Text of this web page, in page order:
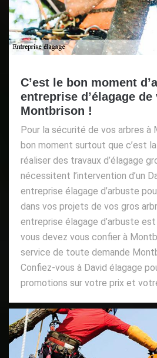
C’est le bon moment
entreprise d’élagage
Montbrison !
Pour la sécurité de vos arbres à
bon moment surtout que c’est
réaliser des travaux d’élagage
nécessitent l’intervention d’un
entreprise élagage d’arbuste
dans vos projets de vos gros
entreprise élagage d’arbuste
vous devez vous confier à
service de toute demande
Confiez-vous à David élagage
promotions sur votre prix et